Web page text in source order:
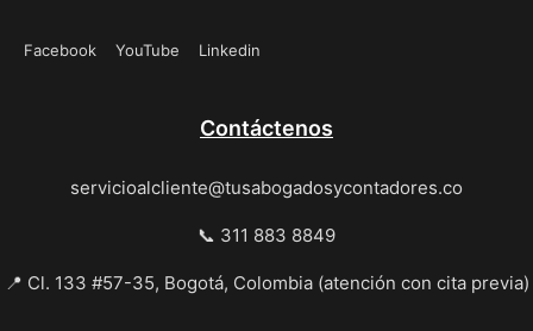
Facebook YouTube Linkedin
Contáctenos
servicioalcliente@tusabogadosycontadores.co
📞 311 883 8849
📍 Cl. 133 #57-35, Bogotá, Colombia (atención con cita previa)